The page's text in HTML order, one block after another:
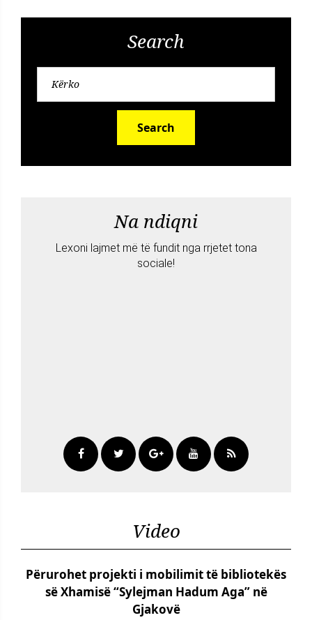
Search
Search
Na ndiqni
Lexoni lajmet më të fundit nga rrjetet tona
sociale!
Video
Përurohet projekti i mobilimit të bibliotekës
së Xhamisë “Sylejman Hadum Aga” në
Gjakovë